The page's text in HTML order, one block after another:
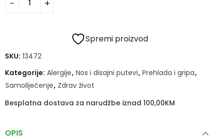
Spremi proizvod
SKU: 13472
Kategorije: Alergije, Nos i disajni putevi, Prehlada i gripa,
Samoliječenje, Zdrav život
Besplatna dostava za narudžbe iznad 100,00KM
OPIS